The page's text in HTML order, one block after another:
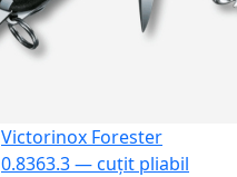
Victorinox Forester
0.8363.3 — cuțit pliabil